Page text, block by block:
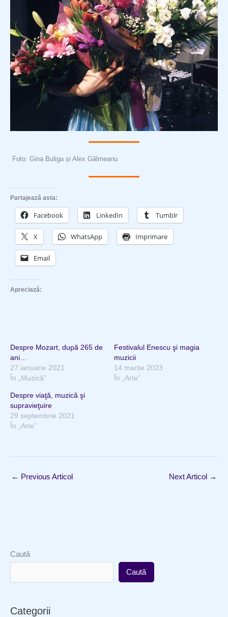
Foto: Gina Buliga și Alex Gâlmeanu
Partajează asta:
Facebook LinkedIn Tumblr
X WhatsApp Imprimare
Email
Apreciază:
Despre Mozart, după 265 de
ani…
27 ianuarie 2021
În „Muzică”
Festivalul Enescu şi magia
muzicii
14 martie 2023
În „Arte”
Despre viaţă, muzică şi
supravieţuire
29 septembrie 2021
În „Arte”
← Previous Articol Next Articol →
Caută
Caută
Categorii